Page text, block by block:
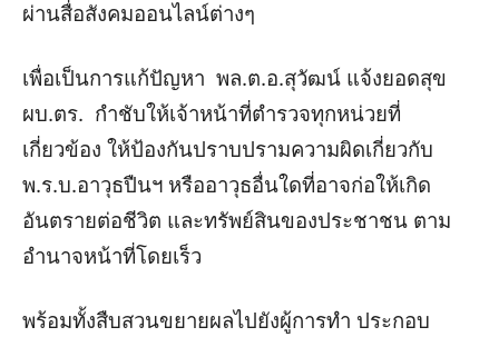
ผ่านสื่อสังคมออนไลน์ต่างๆ
เพื่อเป็นการแก้ปัญหา พล.ต.อ.สุวัฒน์ แจ้งยอดสุข
ผบ.ตร. กำชับให้เจ้าหน้าที่ตำรวจทุกหน่วยที่
เกี่ยวข้อง ให้ป้องกันปราบปรามความผิดเกี่ยวกับ
พ.ร.บ.อาวุธปืนฯ หรืออาวุธอื่นใดที่อาจก่อให้เกิด
อันตรายต่อชีวิต และทรัพย์สินของประชาชน ตาม
อำนาจหน้าที่โดยเร็ว
พร้อมทั้งสืบสวนขยายผลไปยังผู้การทำ ประกอบ